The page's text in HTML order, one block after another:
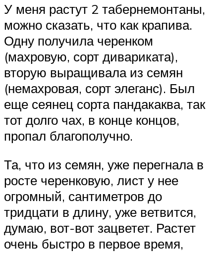
У меня растут 2 табернемонтаны,
можно сказать, что как крапива.
Одну получила черенком
(махровую, сорт дивариката),
вторую выращивала из семян
(немахровая, сорт элеганс). Был
еще сеянец сорта пандакаква, так
тот долго чах, в конце концов,
пропал благополучно.
Та, что из семян, уже перегнала в
росте черенковую, лист у нее
огромный, сантиметров до
тридцати в длину, уже ветвится,
думаю, вот-вот зацветет. Растет
очень быстро в первое время,